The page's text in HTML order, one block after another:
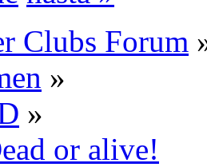
Clubs Forum
»
»
or alive!